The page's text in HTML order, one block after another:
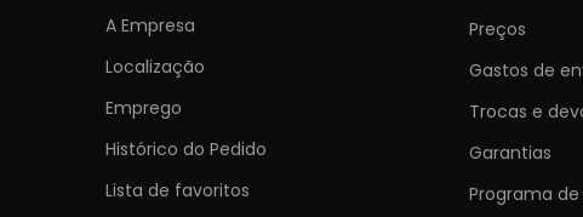
A Empresa
Localização
Emprego
Histórico do Pedido
Lista de favoritos
Preços
Gastos de
Trocas e
Garantias
Programa de